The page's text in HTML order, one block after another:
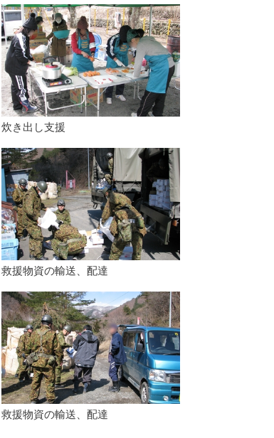
炊き出し支援
救援物資の輸送、配達
救援物資の輸送、配達